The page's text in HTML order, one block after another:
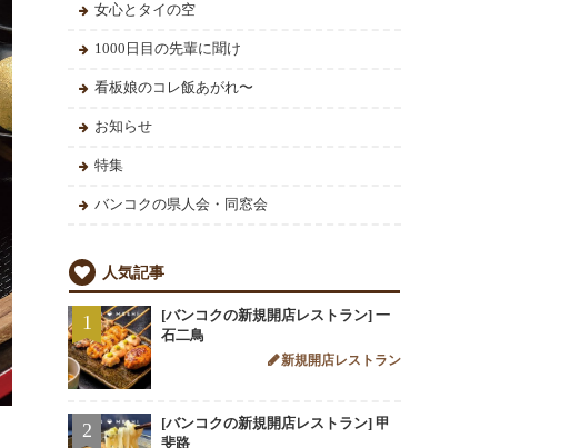
女心とタイの空
1000日目の先輩に聞け
看板娘のコレ飯あがれ〜
お知らせ
特集
バンコクの県人会・同窓会
人気記事
1
[バンコクの新規開店レストラン] 一
石二鳥
新規開店レストラン
2
[バンコクの新規開店レストラン] 甲
斐路